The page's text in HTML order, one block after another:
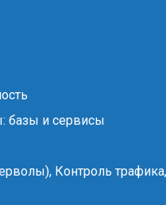
базы и сервисы
Контроль